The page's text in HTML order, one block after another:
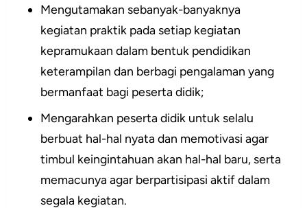
Mengutamakan sebanyak-banyaknya
kegiatan praktik pada setiap kegiatan
kepramukaan dalam bentuk pendidikan
keterampilan dan berbagi pengalaman yang
bermanfaat bagi peserta didik;
Mengarahkan peserta didik untuk selalu
berbuat hal-hal nyata dan memotivasi agar
timbul keingintahuan akan hal-hal baru, serta
memacunya agar berpartisipasi aktif dalam
segala kegiatan.